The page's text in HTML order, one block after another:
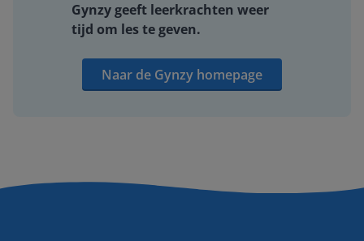
Gynzy geeft leerkrachten weer
tijd om les te geven.
Naar de Gynzy homepage